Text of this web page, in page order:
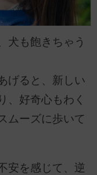
犬も飽きちゃう
げると、新しい
、好奇心もわく
ムーズに歩いて
安を感じて、逆